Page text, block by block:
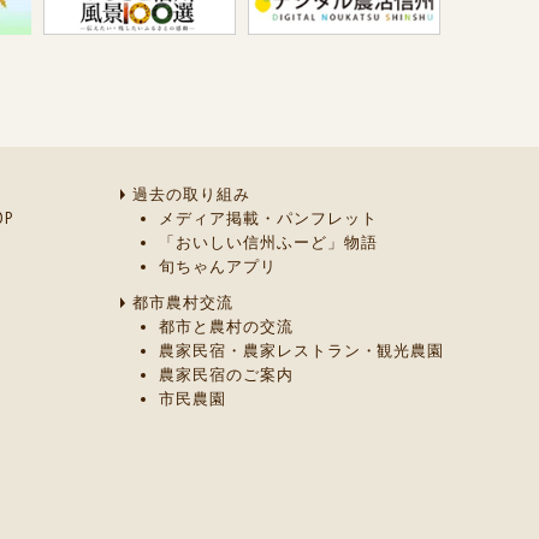
過去の取り組み
メディア掲載・パンフレット
「おいしい信州ふーど」物語
旬ちゃんアプリ
都市農村交流
都市と農村の交流
農家民宿・農家レストラン・観光農園
農家民宿のご案内
市民農園